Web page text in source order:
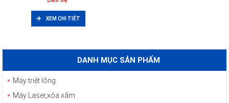
XEM CHI TIẾT
DANH MỤC SẢN PHẨM
Máy triệt lông
Máy Laser,xóa xăm